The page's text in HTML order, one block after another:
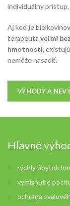
individuálny prístup.
Aj keď je
terapeuta veľmi
hmotnosti,
nemôže nasadiť.
VÝHODY A
Hlavné
rýchly úbytok
vymiznutie
ochrana